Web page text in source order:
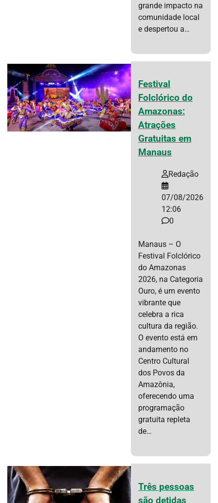
grande impacto na
comunidade local
e despertou a…
Festival
Folclórico do
Amazonas:
Atrações
Gratuitas em
Manaus
Redação
07/08/2026
12:06
0
Manaus – O
Festival Folclórico
do Amazonas
2026, na Categoria
Ouro, é um evento
vibrante que
celebra a rica
cultura da região.
O evento está em
andamento no
Centro Cultural
dos Povos da
Amazônia,
oferecendo uma
programação
gratuita repleta
de…
Três pessoas
são detidas